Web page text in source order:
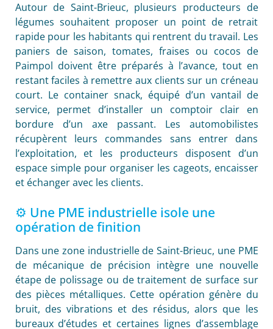
Autour de Saint-Brieuc, plusieurs producteurs de
légumes souhaitent proposer un point de retrait
rapide pour les habitants qui rentrent du travail. Les
paniers de saison, tomates, fraises ou cocos de
Paimpol doivent être préparés à l’avance, tout en
restant faciles à remettre aux clients sur un créneau
court. Le container snack, équipé d’un vantail de
service, permet d’installer un comptoir clair en
bordure d’un axe passant. Les automobilistes
récupèrent leurs commandes sans entrer dans
l’exploitation, et les producteurs disposent d’un
espace simple pour organiser les cageots, encaisser
et échanger avec les clients.
⚙️ Une PME industrielle isole une
opération de finition
Dans une zone industrielle de Saint-Brieuc, une PME
de mécanique de précision intègre une nouvelle
étape de polissage ou de traitement de surface sur
des pièces métalliques. Cette opération génère du
bruit, des vibrations et des résidus, alors que les
bureaux d’études et certaines lignes d’assemblage